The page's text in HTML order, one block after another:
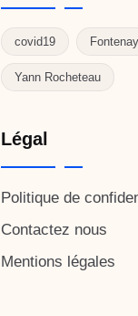
covid19
Yann Rocheteau
Légal
Politique de
Contactez nous
Mentions légales